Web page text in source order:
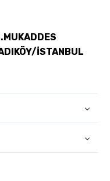
İSTANBUL